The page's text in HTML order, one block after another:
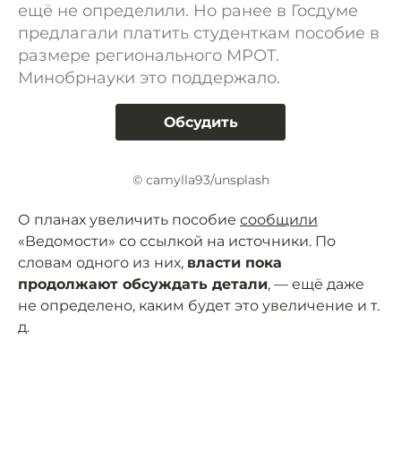
ещё не определили. Но ранее в Госдуме
предлагали платить студенткам пособие в
размере регионального МРОТ.
Минобрнауки это поддержало.
Обсудить
© camylla93/unsplash
О планах увеличить пособие сообщили
«Ведомости» со ссылкой на источники. По
словам одного из них, власти пока
продолжают обсуждать детали, — ещё даже
не определено, каким будет это увеличение и т.
д.